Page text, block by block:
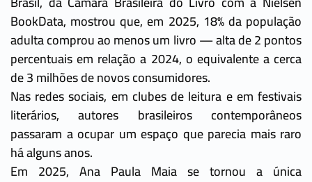
BookData, mostrou que, em 2025, 18% da população
adulta comprou ao menos um livro — alta de 2 pontos
percentuais em relação a 2024, o equivalente a cerca
de 3 milhões de novos consumidores.
Nas redes sociais, em clubes de leitura e em festivais
literários, autores brasileiros contemporâneos
passaram a ocupar um espaço que parecia mais raro
há alguns anos.
Em 2025, Ana Paula Maia se tornou a única